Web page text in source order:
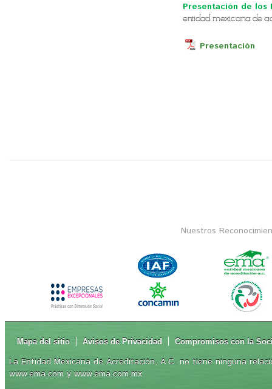
Presentación de
entidad mexicana de
Presentación
Nuestros
Mapa del sitio Avisos de Privacidad Compromisos con la
La Entidad Mexicana de Acreditación, A.C. no tiene ninguna
www.ema.com y www.ema.com.mx